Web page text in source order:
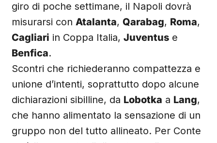
giro di poche settimane, il Napoli dovrà
misurarsi con Atalanta, Qarabag, Roma,
Cagliari in Coppa Italia, Juventus e
Benfica.
Scontri che richiederanno compattezza e
unione d’intenti, soprattutto dopo alcune
dichiarazioni sibilline, da Lobotka a Lang,
che hanno alimentato la sensazione di un
gruppo non del tutto allineato. Per Conte